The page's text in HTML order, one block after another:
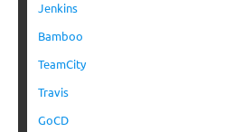
Jenkins
Bamboo
TeamCity
Travis
GoCD